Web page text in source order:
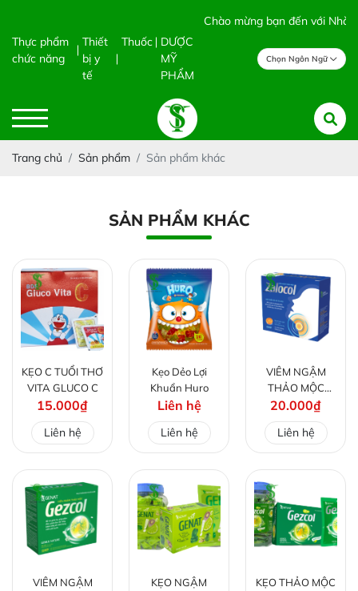
Chào mừng bạn đến với Nhà
Thực phẩm
chức năng
Thiết
bị y
tế
Thuốc
DƯỢC
MỸ
PHẨM
Chọn Ngôn Ngữ
Trang chủ Sản phẩm Sản phẩm khác
SẢN PHẨM KHÁC
KẸO C TUỔI THƠ
VITA GLUCO C
15.000₫
Liên hệ
Kẹo Dẻo Lợi
Khuẩn Huro
Liên hệ
Liên hệ
VIÊM NGẬM
THẢO MỘC
ZALOCOL
20.000₫
Liên hệ
VIÊM NGẬM
KẸO NGẬM
KẸO THẢO MỘC